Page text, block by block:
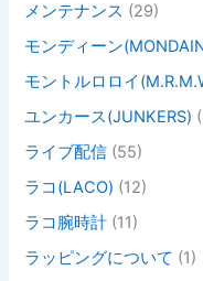
メンテナンス (29)
モンディーン
モントルロロイ
ユンカース(JUNKERS)
ライブ配信 (55)
ラコ(LACO) (12)
ラコ腕時計 (11)
ラッピングについて (1)